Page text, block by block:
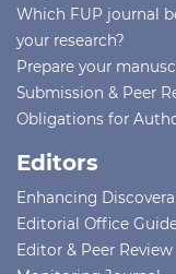
Which FUP journal
your research?
Prepare your
Submission & Peer
Obligations for
Editors
Enhancing
Editorial Office
Editor & Peer Review